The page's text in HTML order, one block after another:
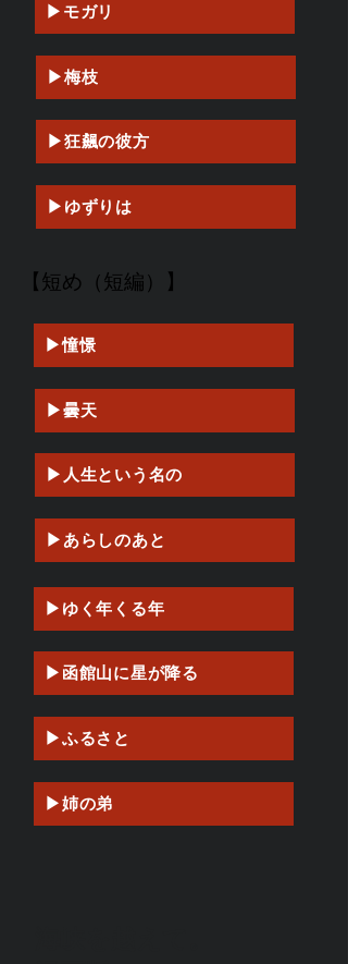
▶モガリ
▶梅枝
▶狂飆の彼方
▶ゆずりは
【短め（短編）】
▶憧憬
▶曇天
▶人生という名の
▶あらしのあと
▶ゆく年くる年
▶函館山に星が降る
▶ふるさと
▶姉の弟